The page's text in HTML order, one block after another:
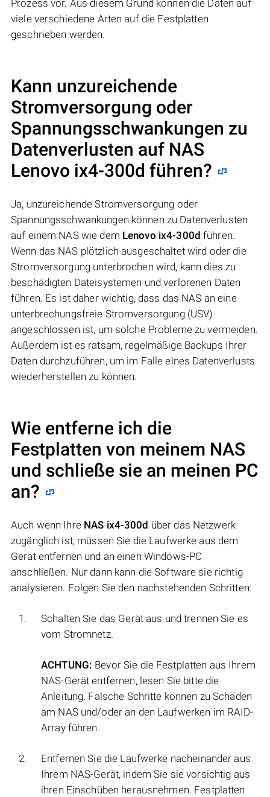
Prozess vor. Aus diesem Grund können die Daten auf
viele verschiedene Arten auf die Festplatten
geschrieben werden.
Kann unzureichende
Stromversorgung oder
Spannungsschwankungen zu
Datenverlusten auf NAS
Lenovo ix4-300d führen?
Ja, unzureichende Stromversorgung oder
Spannungsschwankungen können zu Datenverlusten
auf einem NAS wie dem Lenovo ix4-300d führen.
Wenn das NAS plötzlich ausgeschaltet wird oder die
Stromversorgung unterbrochen wird, kann dies zu
beschädigten Dateisystemen und verlorenen Daten
führen. Es ist daher wichtig, dass das NAS an eine
unterbrechungsfreie Stromversorgung (USV)
angeschlossen ist, um solche Probleme zu vermeiden.
Außerdem ist es ratsam, regelmäßige Backups Ihrer
Daten durchzuführen, um im Falle eines Datenverlusts
wiederherstellen zu können.
Wie entferne ich die
Festplatten von meinem NAS
und schließe sie an meinen PC
an?
Auch wenn Ihre NAS ix4-300d über das Netzwerk
zugänglich ist, müssen Sie die Laufwerke aus dem
Gerät entfernen und an einen Windows-PC
anschließen. Nur dann kann die Software sie richtig
analysieren. Folgen Sie den nachstehenden Schritten:
Schalten Sie das Gerät aus und trennen Sie es
vom Stromnetz.
ACHTUNG: Bevor Sie die Festplatten aus Ihrem
NAS-Gerät entfernen, lesen Sie bitte die
Anleitung. Falsche Schritte können zu Schäden
am NAS und/oder an den Laufwerken im RAID-
Array führen.
Entfernen Sie die Laufwerke nacheinander aus
Ihrem NAS-Gerät, indem Sie sie vorsichtig aus
ihren Einschüben herausnehmen. Festplatten